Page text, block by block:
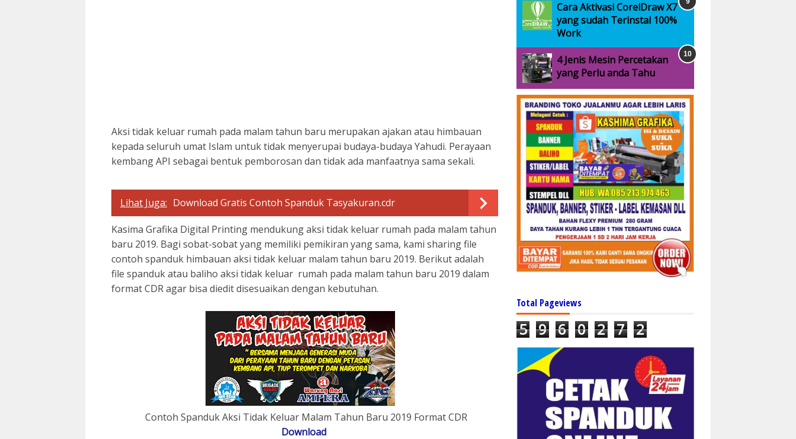
Aksi tidak keluar rumah pada malam tahun baru merupakan ajakan atau himbauan
kepada seluruh umat Islam untuk tidak menyerupai budaya-budaya Yahudi. Perayaan
kembang API sebagai bentuk pemborosan dan tidak ada manfaatnya sama sekali.
Lihat Juga: Download Gratis Contoh Spanduk Tasyakuran.cdr
Kasima Grafika Digital Printing mendukung aksi tidak keluar rumah pada malam tahun
baru 2019. Bagi sobat-sobat yang memiliki pemikiran yang sama, kami sharing file
contoh spanduk himbauan aksi tidak keluar malam tahun baru 2019. Berikut adalah
file spanduk atau baliho aksi tidak keluar rumah pada malam tahun baru 2019 dalam
format CDR agar bisa diedit disesuaikan dengan kebutuhan.
Contoh Spanduk Aksi Tidak Keluar Malam Tahun Baru 2019 Format CDR
Download
Cara Aktivasi CorelDraw X7
yang sudah Terinstal 100%
Work
4 Jenis Mesin Percetakan
yang Perlu anda Tahu
Total Pageviews
5 9 6 0 2 7 2